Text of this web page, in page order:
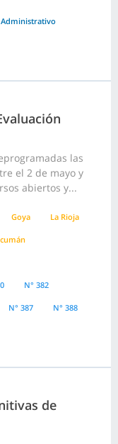
Administrativo
las
el 2 de mayo y
abiertos y...
Goya La Rioja
N° 382
N° 387 N° 388
de